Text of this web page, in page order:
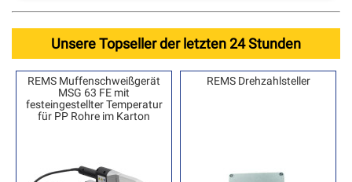
Unsere Topseller der letzten 24 Stunden
REMS Muffenschweißgerät
MSG 63 FE mit
festeingestellter Temperatur
für PP Rohre im Karton
REMS Drehzahlsteller